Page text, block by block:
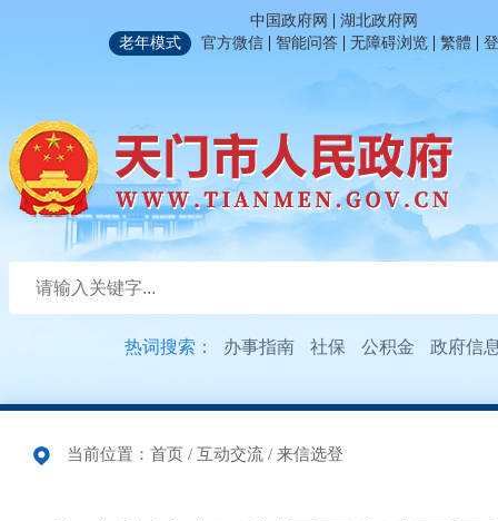
中国政府网 | 湖北政府网
老年模式
官方微信 | 智能问答 | 无障碍浏览 | 繁體 |
热词搜索： 办事指南 社保 公积金 政府信
当前位置： 首页 / 互动交流 / 来信选登